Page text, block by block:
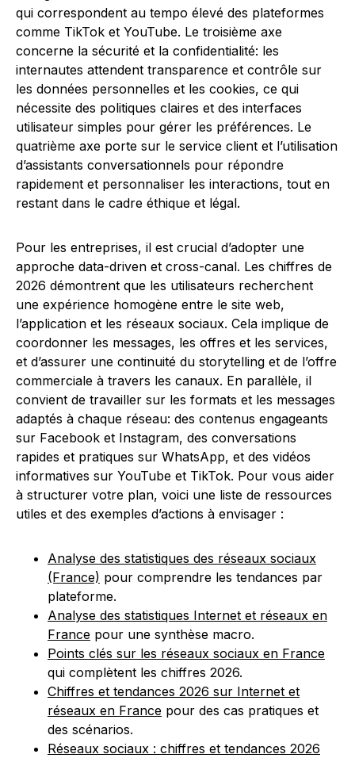
qui correspondent au tempo élevé des plateformes
comme TikTok et YouTube. Le troisième axe
concerne la sécurité et la confidentialité: les
internautes attendent transparence et contrôle sur
les données personnelles et les cookies, ce qui
nécessite des politiques claires et des interfaces
utilisateur simples pour gérer les préférences. Le
quatrième axe porte sur le service client et l’utilisation
d’assistants conversationnels pour répondre
rapidement et personnaliser les interactions, tout en
restant dans le cadre éthique et légal.
Pour les entreprises, il est crucial d’adopter une
approche data-driven et cross-canal. Les chiffres de
2026 démontrent que les utilisateurs recherchent
une expérience homogène entre le site web,
l’application et les réseaux sociaux. Cela implique de
coordonner les messages, les offres et les services,
et d’assurer une continuité du storytelling et de l’offre
commerciale à travers les canaux. En parallèle, il
convient de travailler sur les formats et les messages
adaptés à chaque réseau: des contenus engageants
sur Facebook et Instagram, des conversations
rapides et pratiques sur WhatsApp, et des vidéos
informatives sur YouTube et TikTok. Pour vous aider
à structurer votre plan, voici une liste de ressources
utiles et des exemples d’actions à envisager :
Analyse des statistiques des réseaux sociaux
(France) pour comprendre les tendances par
plateforme.
Analyse des statistiques Internet et réseaux en
France pour une synthèse macro.
Points clés sur les réseaux sociaux en France
qui complètent les chiffres 2026.
Chiffres et tendances 2026 sur Internet et
réseaux en France pour des cas pratiques et
des scénarios.
Réseaux sociaux : chiffres et tendances 2026